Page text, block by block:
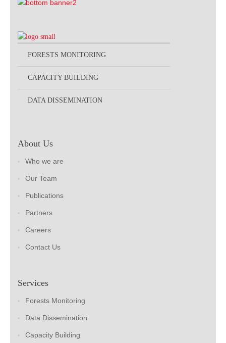
FORESTS MONITORING
CAPACITY BUILDING
DATA DISSEMINATION
About Us
Who we are
Our Team
Publications
Partners
Careers
Contact Us
Services
Forests Monitoring
Data Dissemination
Capacity Building